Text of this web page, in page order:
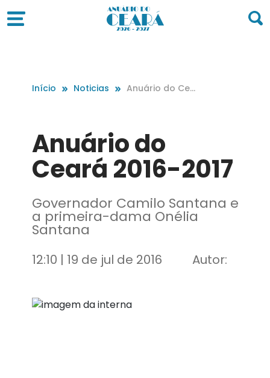
Início Noticias
Anuário do Ce
Anuário do
Ceará 2016-2017
Governador Camilo Santana e
a primeira-dama Onélia
Santana
12:10 | 19 de jul de 2016 Autor: